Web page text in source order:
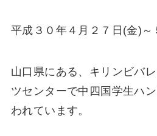
平成３０年４月２７日(金)～
山口県にある、キリンビバ
ツセンターで中四国学生ハ
われています。